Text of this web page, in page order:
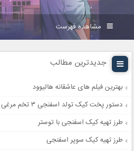
مشاهده فهرست
جدیدترین مطالب
بهترین فیلم های عاشقانه هالیوود
دستور پخت کیک تولد اسفنجی ۳ تخم مرغی
طرز تهیه کیک اسفنجی با توستر
طرز تهیه کیک سوپر اسفنجی